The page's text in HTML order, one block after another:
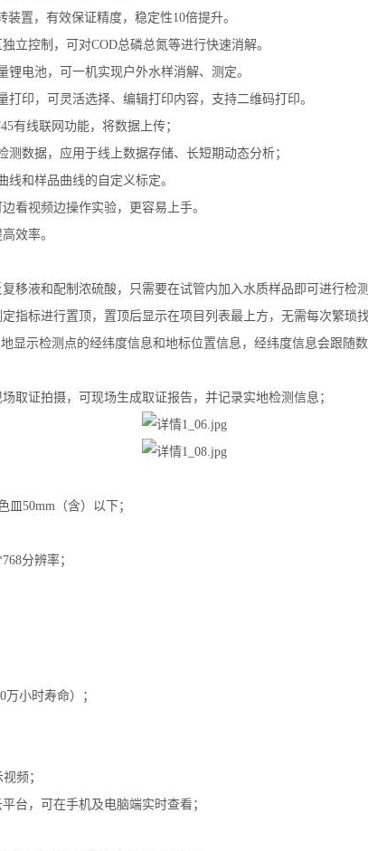
置，有效保证精度，稳定性10倍提升。
立控制，可对COD总磷总氮等进行快速消解。
电池，可一机实现户外水样消解、测定。
印，可灵活选择、编辑打印内容，支持二维码打印。
有线联网功能，将数据上传；
数据，应用于线上数据存储、长短期动态分析；
和样品曲线的自定义标定。
看视频边操作实验，更容易上手。
效率。
移液和配制浓硫酸，只需要在试管内加入水质样品即可进行检测
指标进行置顶，置顶后显示在项目列表最上方，无需每次繁琐找
显示检测点的经纬度信息和地标位置信息，经纬度信息会跟随
取证拍摄，可现场生成取证报告，并记录实地检测信息；
皿50mm（含）以下；
分辨率；
小时寿命）；
频；
台，可在手机及电脑端实时查看；